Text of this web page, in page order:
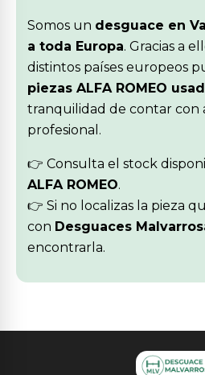
Somos un desguace en
a toda Europa. Gracias a
distintos países europeos
piezas ALFA ROMEO
tranquilidad de contar con
profesional.
👉 Consulta el stock
ALFA ROMEO.
👉 Si no localizas la pieza
con Desguaces
encontrarla.